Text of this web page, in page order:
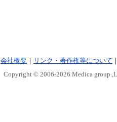
会社概要 ｜ リンク・著作権等について
Copyright © 2006-2026 Medica